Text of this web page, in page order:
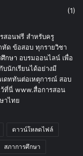
(1)
สอนฟรี สำหรับครู
หัด ข้อสอบ ทุกรายวิชา
ศึกษา อบรมออนไลน์ เพื่อ
บนักเรียนได้อย่างมี
ดททันต่อเหตุการณ์ สอบ
ที่นี่ www.สื่อการสอน
าไทย
ดาวน์โหลดไฟล์
สภาการศึกษา